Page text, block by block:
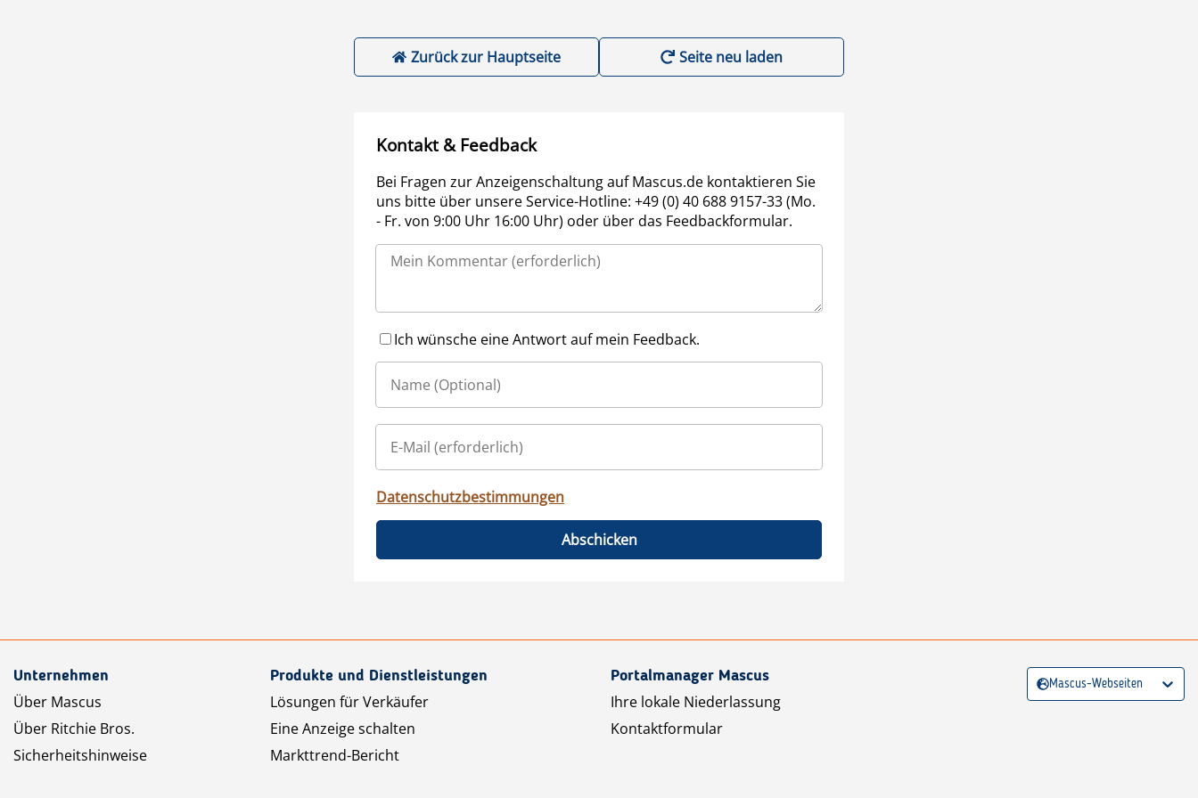
Zurück zur Hauptseite Seite neu laden
Kontakt & Feedback
Bei Fragen zur Anzeigenschaltung auf Mascus.de kontaktieren Sie
uns bitte über unsere Service-Hotline: +49 (0) 40 688 9157-33 (Mo.
- Fr. von 9:00 Uhr 16:00 Uhr) oder über das Feedbackformular.
Ich wünsche eine Antwort auf mein Feedback.
Datenschutzbestimmungen
Abschicken
Unternehmen
Über Mascus
Über Ritchie Bros.
Sicherheitshinweise
Produkte und Dienstleistungen
Lösungen für Verkäufer
Eine Anzeige schalten
Markttrend-Bericht
Portalmanager Mascus
Ihre lokale Niederlassung
Kontaktformular
Mascus-Webseiten